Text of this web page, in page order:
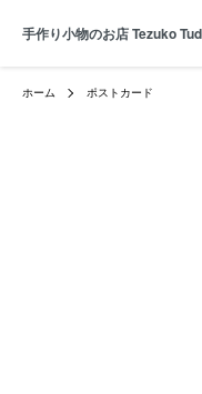
手作り小物のお店 Tezuko
ホーム ポストカード